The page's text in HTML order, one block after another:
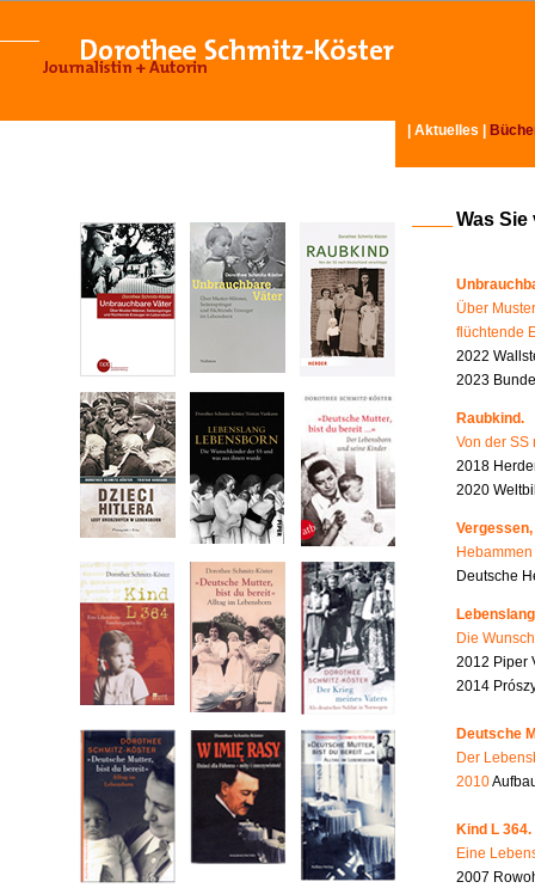
Aktuelles
Was
Über
flüchtende
2022
2023
Raubkind.
Von der SS
2018
2020
Deutsche
Die
2012 Piper
2014
Deutsche
Der
2010
Kind L 364.
Eine
2007